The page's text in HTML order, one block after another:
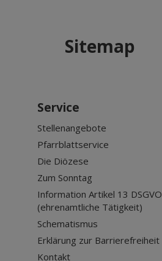
Sitemap
Service
Stellenangebote
Pfarrblattservice
Die Diözese
Zum Sonntag
Information Artikel 13 DSGVO
(ehrenamtliche Tätigkeit)
Schematismus
Erklärung zur Barrierefreiheit
Kontakt